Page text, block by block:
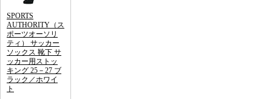
SPORTS
AUTHORITY（ス
ポーツオーソリ
ティ） サッカー
ソックス 靴下 サ
ッカー用ストッ
キング 25－27 ブ
ラック／ホワイ
ト